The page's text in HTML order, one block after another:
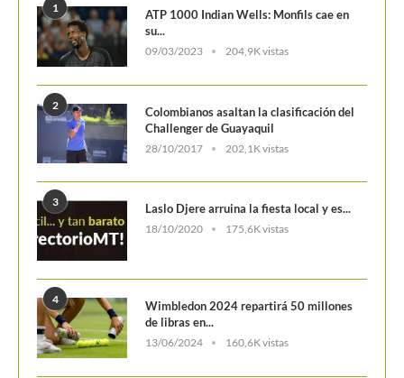
1
ATP 1000 Indian Wells: Monfils cae en
su...
09/03/2023 204,9K vistas
2
Colombianos asaltan la clasificación del
Challenger de Guayaquil
28/10/2017 202,1K vistas
3 Laslo Djere arruina la fiesta local y es...
18/10/2020 175,6K vistas
4
Wimbledon 2024 repartirá 50 millones
de libras en...
13/06/2024 160,6K vistas